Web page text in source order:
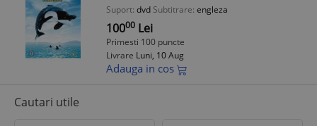
Suport: dvd Subtitrare: engleza
10000 Lei
Primesti 100 puncte
Livrare Luni, 10 Aug
Adauga in cos
Cautari utile